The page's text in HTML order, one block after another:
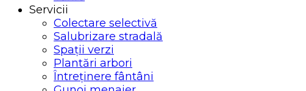
Servicii
Colectare selectivă
Salubrizare stradală
Spații verzi
Plantări arbori
Întreținere fântâni